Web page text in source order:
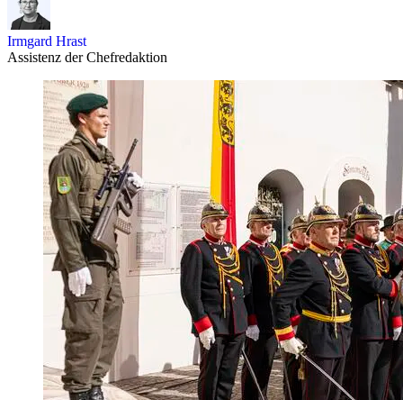
Irmgard Hrast
Assistenz der Chefredaktion